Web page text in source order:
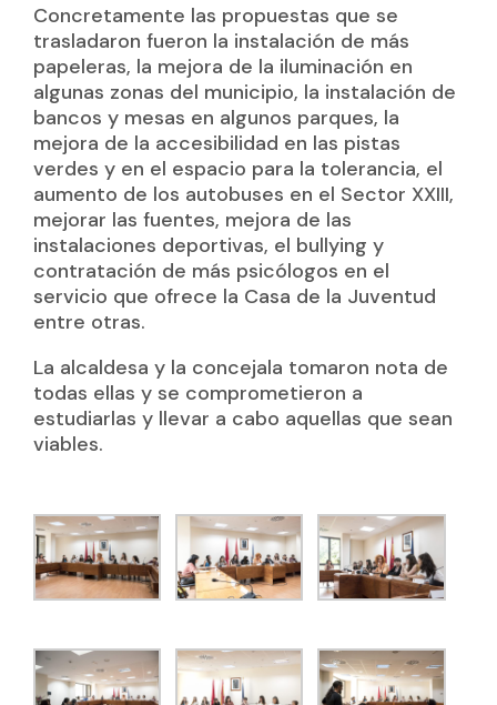
Concretamente las propuestas que se
trasladaron fueron la instalación de más
papeleras, la mejora de la iluminación en
algunas zonas del municipio, la instalación de
bancos y mesas en algunos parques, la
mejora de la accesibilidad en las pistas
verdes y en el espacio para la tolerancia, el
aumento de los autobuses en el Sector XXIII,
mejorar las fuentes, mejora de las
instalaciones deportivas, el bullying y
contratación de más psicólogos en el
servicio que ofrece la Casa de la Juventud
entre otras.
La alcaldesa y la concejala tomaron nota de
todas ellas y se comprometieron a
estudiarlas y llevar a cabo aquellas que sean
viables.